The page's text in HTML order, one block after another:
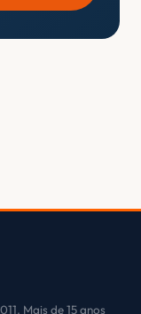
Mais de 15 anos